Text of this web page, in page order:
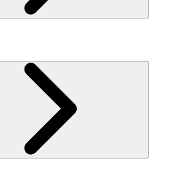
ナビリティの取り組み（日本）
ナビリティの取り組み（米国/英語）
ヒストリー
採用情報